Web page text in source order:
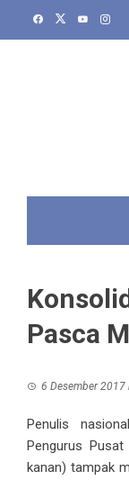
Pasca
6 Desember 2017
Penulis
Pengurus Pusat
kanan) tampak